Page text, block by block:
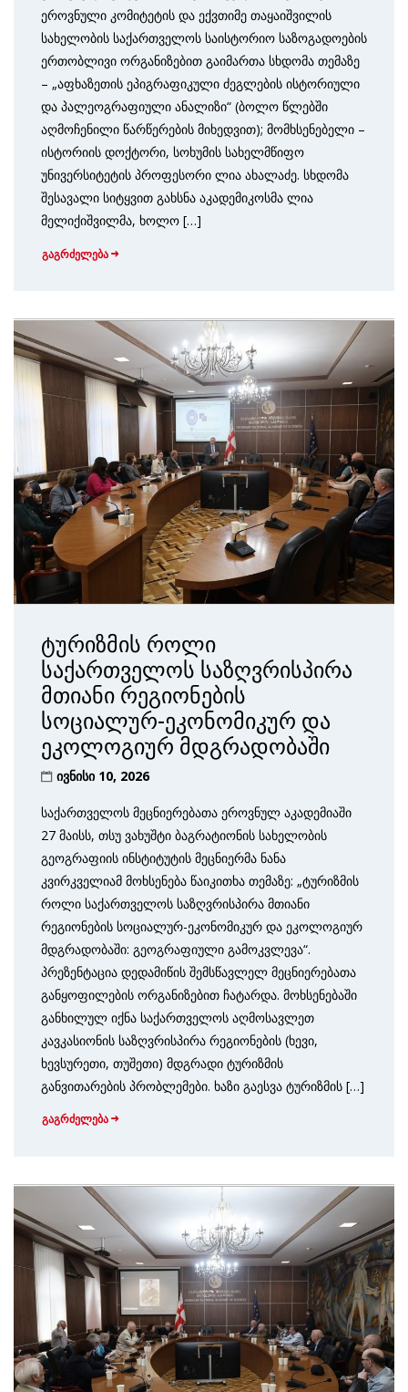
ეროვნული კომიტეტის და ექვთიმე თაყაიშვილის
სახელობის საქართველოს საისტორიო საზოგადოების
ერთობლივი ორგანიზებით გაიმართა სხდომა თემაზე
– „აფხაზეთის ეპიგრაფიკული ძეგლების ისტორიული
და პალეოგრაფიული ანალიზი“ (ბოლო წლებში
აღმოჩენილი წარწერების მიხედვით); მომხსენებელი –
ისტორიის დოქტორი, სოხუმის სახელმწიფო
უნივერსიტეტის პროფესორი ლია ახალაძე. სხდომა
შესავალი სიტყვით გახსნა აკადემიკოსმა ლია
მელიქიშვილმა, ხოლო […]
გაგრძელება
ტურიზმის როლი
საქართველოს საზღვრისპირა
მთიანი რეგიონების
სოციალურ-ეკონომიკურ და
ეკოლოგიურ მდგრადობაში
ივნისი 10, 2026
საქართველოს მეცნიერებათა ეროვნულ აკადემიაში
27 მაისს, თსუ ვახუშტი ბაგრატიონის სახელობის
გეოგრაფიის ინსტიტუტის მეცნიერმა ნანა
კვირკველიამ მოხსენება წაიკითხა თემაზე: „ტურიზმის
როლი საქართველოს საზღვრისპირა მთიანი
რეგიონების სოციალურ-ეკონომიკურ და ეკოლოგიურ
მდგრადობაში: გეოგრაფიული გამოკვლევა“.
პრეზენტაცია დედამიწის შემსწავლელ მეცნიერებათა
განყოფილების ორგანიზებით ჩატარდა. მოხსენებაში
განხილულ იქნა საქართველოს აღმოსავლეთ
კავკასიონის საზღვრისპირა რეგიონების (ხევი,
ხევსურეთი, თუშეთი) მდგრადი ტურიზმის
განვითარების პრობლემები. ხაზი გაესვა ტურიზმის […]
გაგრძელება